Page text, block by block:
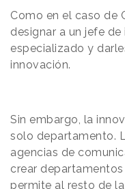
Como en el caso de
designar a un jefe
especializado y
innovación.
Sin embargo, la
solo departamento.
agencias de
crear
permite al resto de